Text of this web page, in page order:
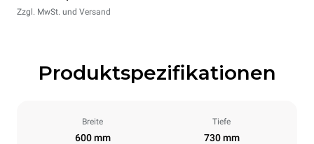
Zzgl. MwSt. und Versand
Produktspezifikationen
Breite
600 mm
Tiefe
730 mm